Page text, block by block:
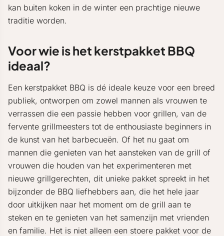
kan buiten koken in de winter een prachtige nieuwe
traditie worden.
Voor wie is het kerstpakket BBQ
ideaal?
Een kerstpakket BBQ is dé ideale keuze voor een breed
publiek, ontworpen om zowel mannen als vrouwen te
verrassen die een passie hebben voor grillen, van de
fervente grillmeesters tot de enthousiaste beginners in
de kunst van het barbecueën. Of het nu gaat om
mannen die genieten van het aansteken van de grill of
vrouwen die houden van het experimenteren met
nieuwe grillgerechten, dit unieke pakket spreekt in het
bijzonder de BBQ liefhebbers aan, die het hele jaar
door uitkijken naar het moment om de grill aan te
steken en te genieten van het samenzijn met vrienden
en familie. Het is niet alleen een stoere pakket voor de